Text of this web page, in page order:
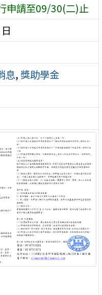
申請至09/30(二)止
息, 獎助學金